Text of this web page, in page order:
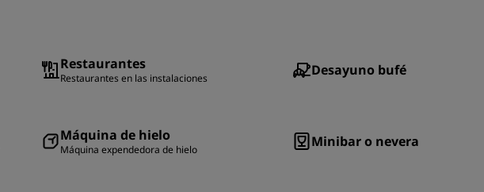
Restaurantes
Restaurantes en las instalaciones Desayuno bufé
Máquina de hielo
Máquina expendedora de hielo Minibar o nevera